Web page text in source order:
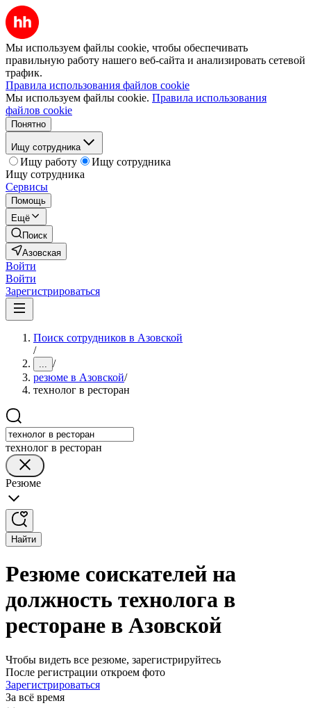
Мы используем файлы cookie, чтобы обеспечивать
правильную работу нашего веб-сайта и анализировать сетевой
трафик.
Правила использования файлов cookie
Мы используем файлы cookie. Правила использования
файлов cookie
Понятно
Ищу сотрудника
Ищу работу
Ищу сотрудника
Ищу сотрудника
Сервисы
Помощь
Ещё
Поиск
Азовская
Войти
Войти
Зарегистрироваться
Поиск сотрудников в Азовской
/
... /
резюме в Азовской/
технолог в ресторан
технолог в ресторан
Резюме
Найти
Резюме соискателей на
должность технолога в
ресторане в Азовской
Чтобы видеть все резюме, зарегистрируйтесь
После регистрации откроем фото
Зарегистрироваться
За всё время